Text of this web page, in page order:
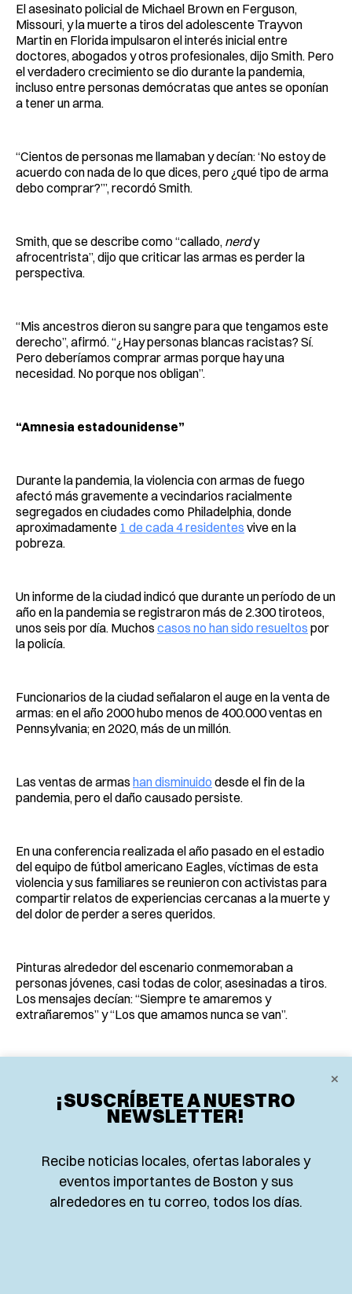
El asesinato policial de Michael Brown en Ferguson,
Missouri, y la muerte a tiros del adolescente Trayvon
Martin en Florida impulsaron el interés inicial entre
doctores, abogados y otros profesionales, dijo Smith. Pero
el verdadero crecimiento se dio durante la pandemia,
incluso entre personas demócratas que antes se oponían
a tener un arma.
“Cientos de personas me llamaban y decían: ‘No estoy de
acuerdo con nada de lo que dices, pero ¿qué tipo de arma
debo comprar?’”, recordó Smith.
Smith, que se describe como “callado, nerdy
afrocentrista”, dijo que criticar las armas es perder la
perspectiva.
“Mis ancestros dieron su sangre para que tengamos este
derecho”, afirmó. “¿Hay personas blancas racistas? Sí.
Pero deberíamos comprar armas porque hay una
necesidad. No porque nos obligan”.
“Amnesia estadounidense”
Durante la pandemia, la violencia con armas de fuego
afectó más gravemente a vecindarios racialmente
segregados en ciudades como Philadelphia, donde
aproximadamente 1 de cada 4 residentes vive en la
pobreza.
Un informe de la ciudad indicó que durante un período de un
año en la pandemia se registraron más de 2.300 tiroteos,
unos seis por día. Muchos casos no han sido resueltos por
la policía.
Funcionarios de la ciudad señalaron el auge en la venta de
armas: en el año 2000 hubo menos de 400.000 ventas en
Pennsylvania; en 2020, más de un millón.
Las ventas de armas han disminuido desde el fin de la
pandemia, pero el daño causado persiste.
En una conferencia realizada el año pasado en el estadio
del equipo de fútbol americano Eagles, víctimas de esta
violencia y sus familiares se reunieron con activistas para
compartir relatos de experiencias cercanas a la muerte y
del dolor de perder a seres queridos.
Pinturas alrededor del escenario conmemoraban a
personas jóvenes, casi todas de color, asesinadas a tiros.
Los mensajes decían: “Siempre te amaremos y
extrañaremos” y “Los que amamos nunca se van”.
Philadelphia vivieron durante la pandemia.
“Padecemos la enfermedad de la amnesia
estadounidense”, señaló.
×
¡SUSCRÍBETE A NUESTRO
NEWSLETTER!
Recibe noticias locales, ofertas laborales y
eventos importantes de Boston y sus
alrededores en tu correo, todos los días.